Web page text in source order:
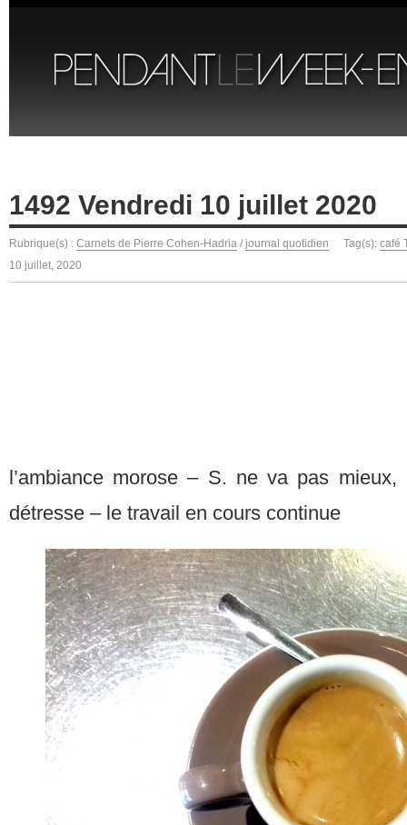
1492 Vendredi 10 juillet 2020
Rubrique(s) : Carnets de Pierre Cohen-Hadria / journal quotidien Tag(s): café
10 juillet, 2020
l’ambiance morose – S. ne va pas
détresse – le travail en cours continue